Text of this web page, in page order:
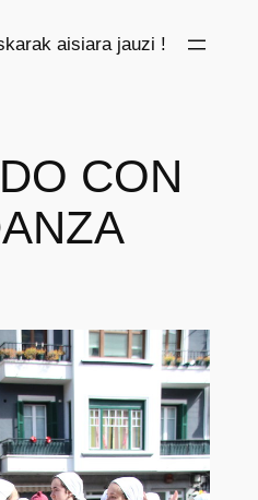
aisiara jauzi !
CON